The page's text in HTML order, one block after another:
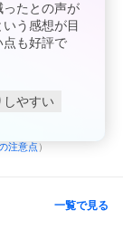
ったとの声が
う感想が目
点も好評で
しやすい
注意点 ）
一覧で見る